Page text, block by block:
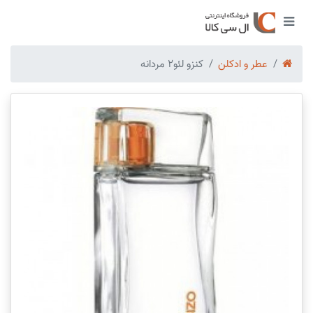
عطر و ادکلن کنزو لئو2 مردانه